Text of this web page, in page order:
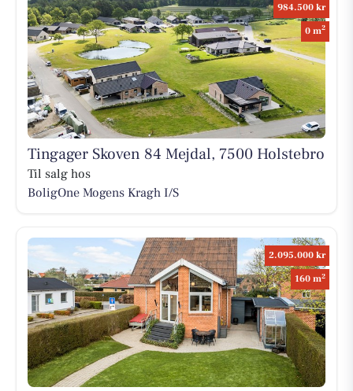
984.500 kr
0 m2
Tingager Skoven 84 Mejdal, 7500 Holstebro
Til salg hos
BoligOne Mogens Kragh I/S
2.095.000 kr
160 m2